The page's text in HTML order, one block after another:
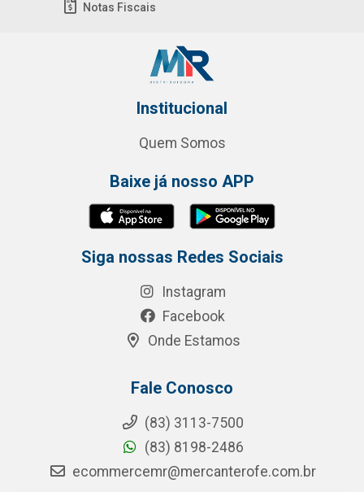
Notas Fiscais
Institucional
Quem Somos
Baixe já nosso APP
Siga nossas Redes Sociais
Instagram
Facebook
Onde Estamos
Fale Conosco
(83) 3113-7500
(83) 8198-2486
ecommercemr@mercanterofe.com.br